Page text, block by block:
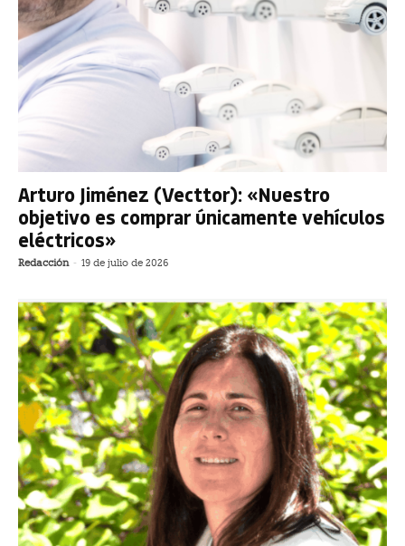
Arturo Jiménez (Vecttor): «Nuestro
objetivo es comprar únicamente vehículos
eléctricos»
Redacción - 19 de julio de 2026